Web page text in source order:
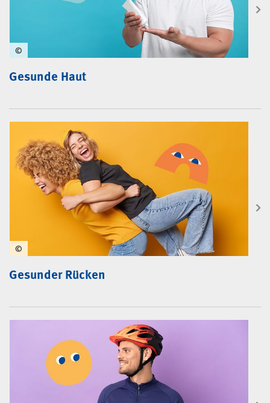
Gesunde Haut
©
Gesunder Rücken
©